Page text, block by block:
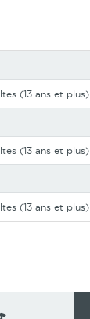
(13 ans et plus)
(13 ans et plus)
(13 ans et plus)